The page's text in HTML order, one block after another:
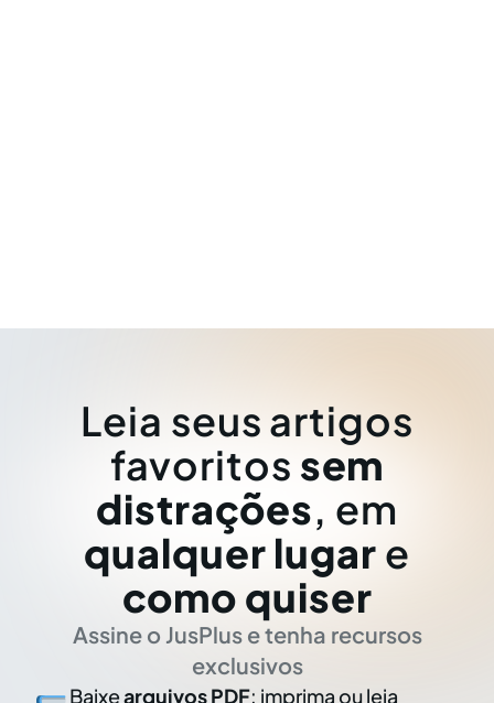
Leia seus artigos
favoritos sem
distrações, em
qualquer lugar e
como quiser
Assine o JusPlus e tenha recursos
exclusivos
Baixearquivos PDF: imprima ou leia